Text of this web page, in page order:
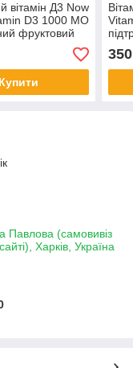
вітамін Д3 Now
D3 1000 МО
фруктовий
Купити
та
350
Павлова (самовивіз
Харків, Україна